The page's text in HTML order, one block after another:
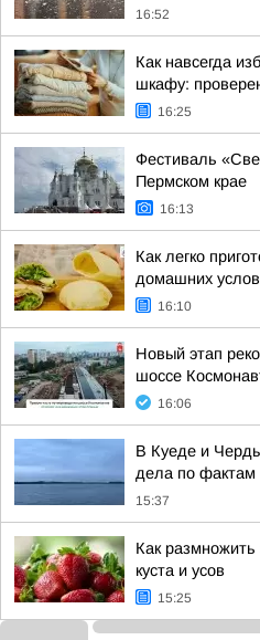
16:52
Как навсегда
шкафу:
16:25
Фестиваль
Пермском крае
16:13
Как легко
домашних
16:10
Новый этап
шоссе
16:06
В Куеде и
дела по фактам
15:37
Как
куста и усов
15:25